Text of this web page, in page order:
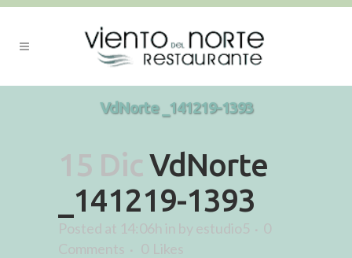
VdNorte _141219-1393
15 DicVdNorte
_141219-1393
Posted at 14:06h in by estudio5
0
Comments
0 Likes